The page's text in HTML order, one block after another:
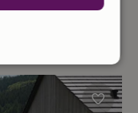
Targeting